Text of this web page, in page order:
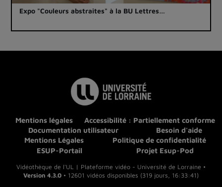
Expo "Couleurs abstraites" à la BU Lettres…
Mentions légales
Accessibilité : Partiellement conforme
Documentation utilisateur
Besoin d'aide
Mentions Légales
Politique de confidentialité
ESUP-Portail
Projet Esup-Pod
Vidéothèque de l'UL | Plateforme vidéo - Université de Lorraine •
Version 4.3.0 • 12601 vidéos disponibles (319 jours, 16:33:41)